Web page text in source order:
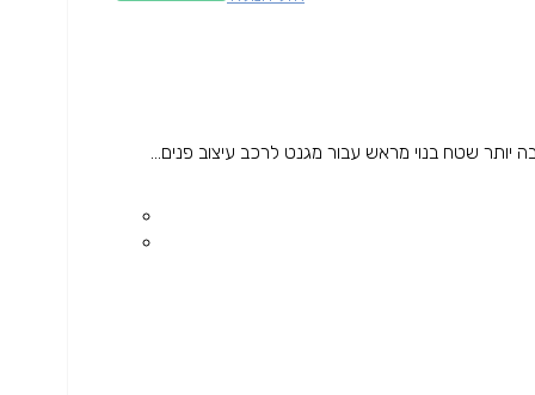
שטח בנוי מראש עבור מגנט לרכב עיצוב פנים...